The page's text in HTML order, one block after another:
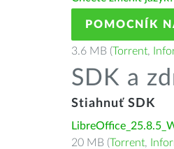
POMOCNÍK
3.6 MB (Torrent,
SDK a
Stiahnuť SDK
20 MB (Torrent,